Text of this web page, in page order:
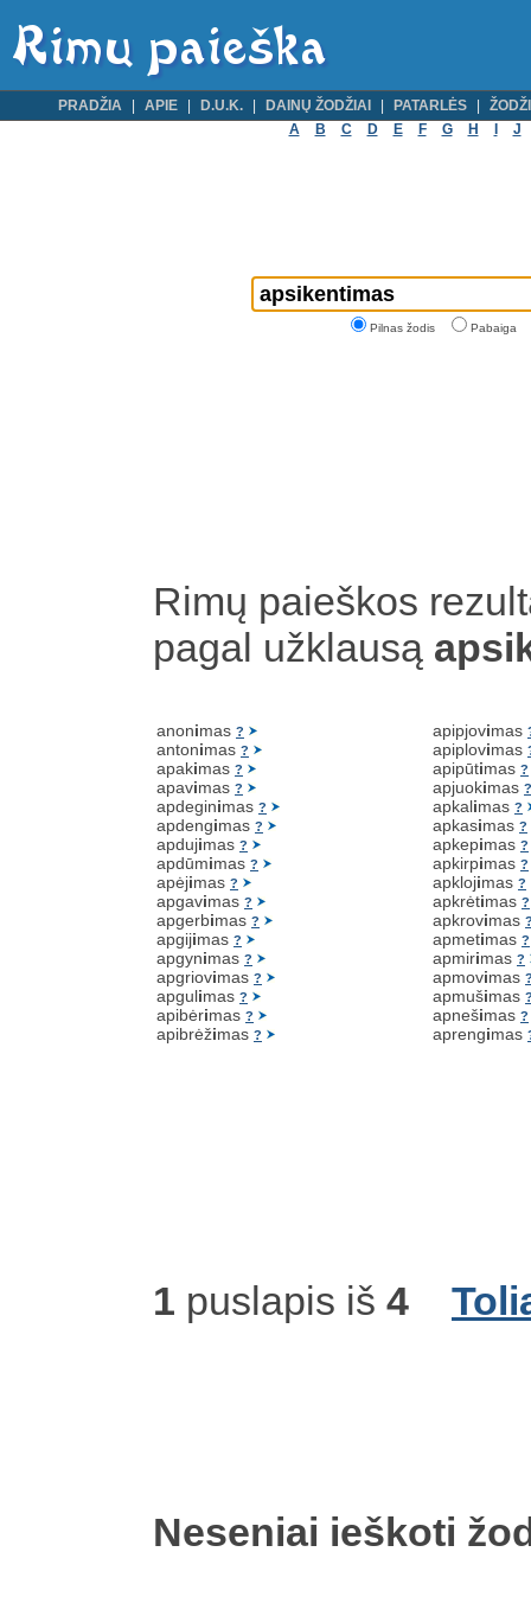
PRADŽIA APIE D.U.K. DAINŲ ŽODŽIAI PATARLĖS
A
B C D E F G H J
Pilnas žodis Pabaiga
Rimų paieškos
pagal užklausą
anonimas ?
antonimas ?
apakimas ?
apavimas ?
apdeginimas ?
apdengimas ?
apdujimas ?
apdūmimas ?
apėjimas ?
apgavimas ?
apgerbimas ?
apgijimas ?
apgynimas ?
apgriovimas ?
apgulimas ?
apibėrimas ?
apibrėžimas ?
apipjovimas
apiplovimas
apipūtimas ?
apjuokimas ?
apkalimas ?
apkasimas ?
apkepimas ?
apkirpimas ?
apklojimas ?
apkrėtimas ?
apkrovimas
apmetimas ?
apmirimas ?
apmovimas
apmušimas
apnešimas ?
aprengimas
1 puslapis iš 4
Neseniai ieškoti